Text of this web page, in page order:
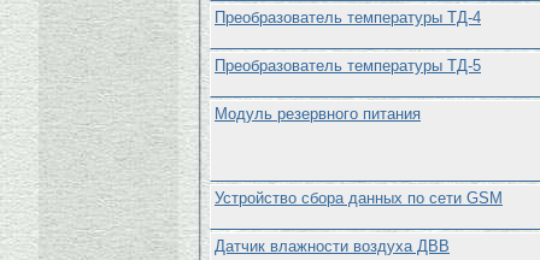
Преобразователь температуры ТД-4
Преобразователь температуры ТД-5
Модуль резервного питания
Устройство сбора данных по сети GSM
Датчик влажности воздуха ДВВ